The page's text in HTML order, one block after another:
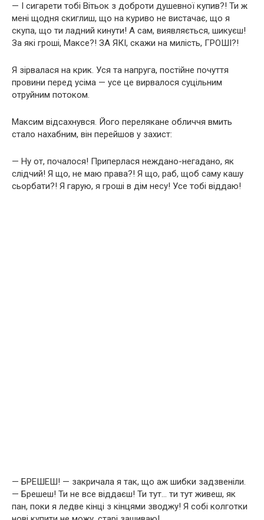
— І сигарети тобі Вітьок з доброти душевної купив?! Ти ж
мені щодня скиглиш, що на куриво не вистачає, що я
скупа, що ти ладний кинути! А сам, виявляється, шикуєш!
За які гроші, Максе?! ЗА ЯКІ, скажи на милість, ГРОШІ?!
Я зірвалася на крик. Уся та напруга, постійне почуття
провини перед усіма — усе це вирвалося суцільним
отруйним потоком.
Максим відсахнувся. Його перелякане обличчя вмить
стало нахабним, він перейшов у захист:
— Ну от, почалося! Приперлася неждано-негадано, як
слідчий! Я що, не маю права?! Я що, раб, щоб саму кашу
сьорбати?! Я гарую, я гроші в дім несу! Усе тобі віддаю!
— БРЕШЕШ! — закричала я так, що аж шибки задзвеніли.
— Брешеш! Ти не все віддаєш! Ти тут… ти тут живеш, як
пан, поки я ледве кінці з кінцями зводжу! Я собі колготки